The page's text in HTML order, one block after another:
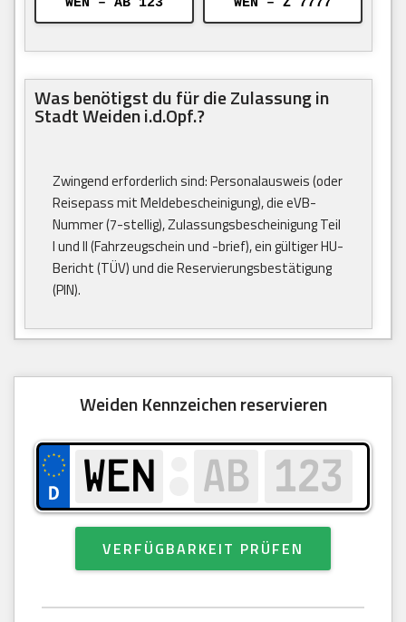
WEN – AB 123 WEN – Z 7777
Was benötigst du für die Zulassung in
Stadt Weiden i.d.Opf.?
Zwingend erforderlich sind: Personalausweis (oder
Reisepass mit Meldebescheinigung), die eVB-
Nummer (7-stellig), Zulassungsbescheinigung Teil
I und II (Fahrzeugschein und -brief), ein gültiger HU-
Bericht (TÜV) und die Reservierungsbestätigung
(PIN).
Weiden Kennzeichen reservieren
VERFÜGBARKEIT PRÜFEN